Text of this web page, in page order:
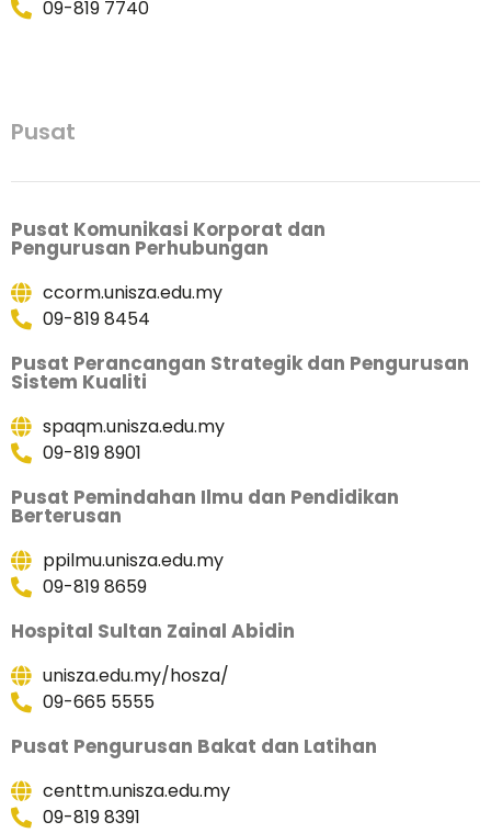
09-819 7740
Pusat
Pusat Komunikasi Korporat dan
Pengurusan Perhubungan
ccorm.unisza.edu.my
09-819 8454
Pusat Perancangan Strategik dan Pengurusan
Sistem Kualiti
spaqm.unisza.edu.my
09-819 8901
Pusat Pemindahan Ilmu dan Pendidikan
Berterusan
ppilmu.unisza.edu.my
09-819 8659
Hospital Sultan Zainal Abidin
unisza.edu.my/hosza/
09-665 5555
Pusat Pengurusan Bakat dan Latihan
centtm.unisza.edu.my
09-819 8391